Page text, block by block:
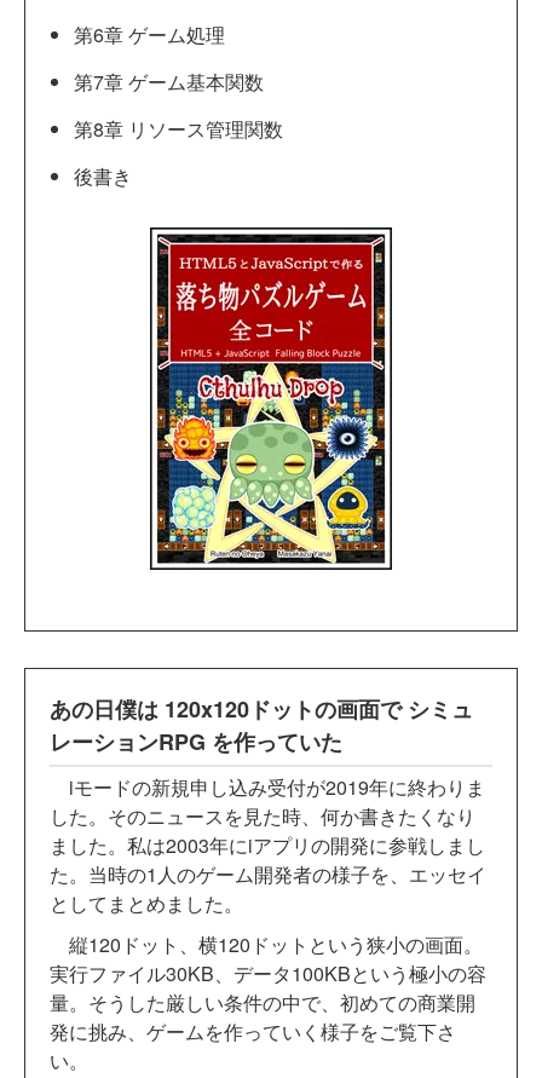
第6章 ゲーム処理
第7章 ゲーム基本関数
第8章 リソース管理関数
後書き
あの日僕は 120x120ドットの画面で シミュ
レーションRPG を作っていた
iモードの新規申し込み受付が2019年に終わりま
した。そのニュースを見た時、何か書きたくなり
ました。私は2003年にiアプリの開発に参戦しまし
た。当時の1人のゲーム開発者の様子を、エッセイ
としてまとめました。
縦120ドット、横120ドットという狭小の画面。
実行ファイル30KB、データ100KBという極小の容
量。そうした厳しい条件の中で、初めての商業開
発に挑み、ゲームを作っていく様子をご覧下さ
い。